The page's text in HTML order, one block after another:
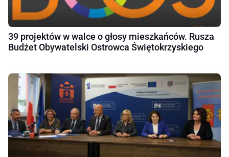
39 projektów w walce o głosy mieszkańców. Rusza
Budżet Obywatelski Ostrowca Świętokrzyskiego